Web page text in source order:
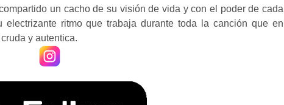
un cacho de su visión de vida y con el poder de cada
ritmo que trabaja durante toda la canción que en
y autentica.